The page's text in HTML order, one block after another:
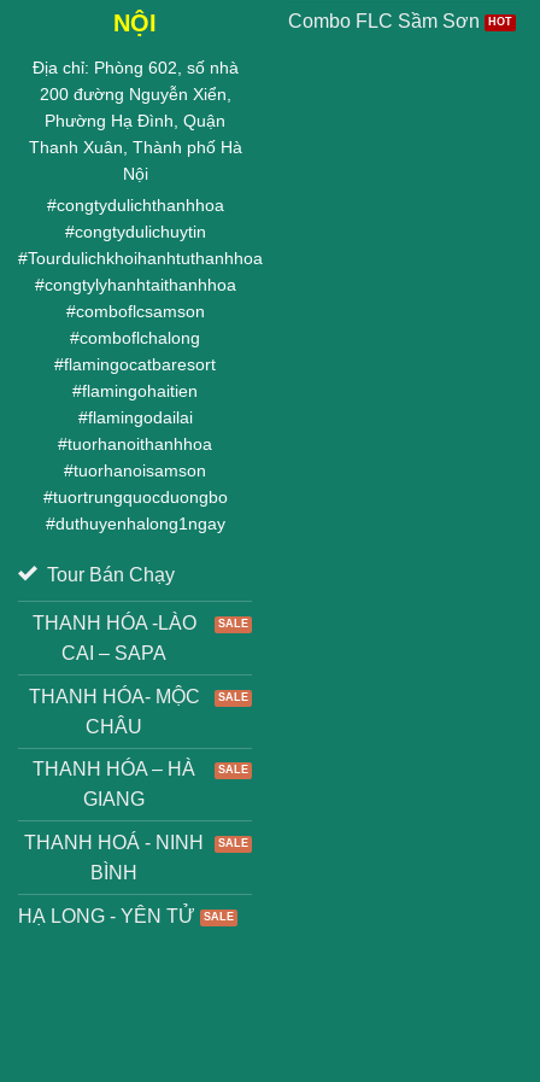
NỘI
Địa chỉ: Phòng 602, số nhà
200 đường Nguyễn Xiển,
Phường Hạ Đình, Quận
Thanh Xuân, Thành phố Hà
Nội
#congtydulichthanhhoa
#congtydulichuytin
#Tourdulichkhoihanhtuthanhhoa
#congtylyhanhtaithanhhoa
#comboflcsamson
#comboflchalong
#flamingocatbaresort
#flamingohaitien
#flamingodailai
#tuorhanoithanhhoa
#tuorhanoisamson
#tuortrungquocduongbo
#duthuyenhalong1ngay
Combo FLC Sầm Sơn
Tour Bán Chạy
THANH HÓA -LÀO
CAI – SAPA
THANH HÓA- MỘC
CHÂU
THANH HÓA – HÀ
GIANG
THANH HOÁ - NINH
BÌNH
HẠ LONG - YÊN TỬ